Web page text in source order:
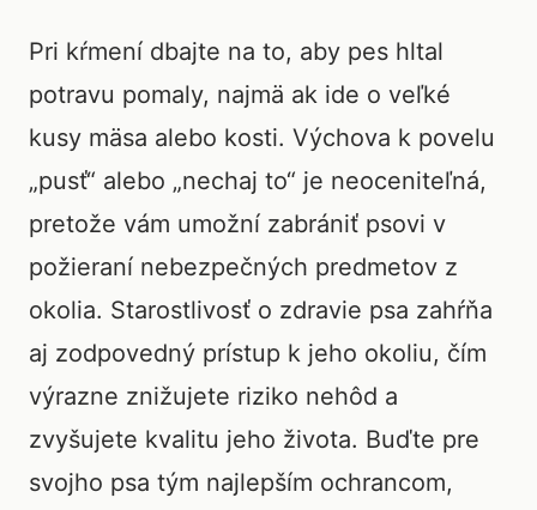
Pri kŕmení dbajte na to, aby pes hltal
potravu pomaly, najmä ak ide o veľké
kusy mäsa alebo kosti. Výchova k povelu
„pusť“ alebo „nechaj to“ je neoceniteľná,
pretože vám umožní zabrániť psovi v
požieraní nebezpečných predmetov z
okolia. Starostlivosť o zdravie psa zahŕňa
aj zodpovedný prístup k jeho okoliu, čím
výrazne znižujete riziko nehôd a
zvyšujete kvalitu jeho života. Buďte pre
svojho psa tým najlepším ochrancom,